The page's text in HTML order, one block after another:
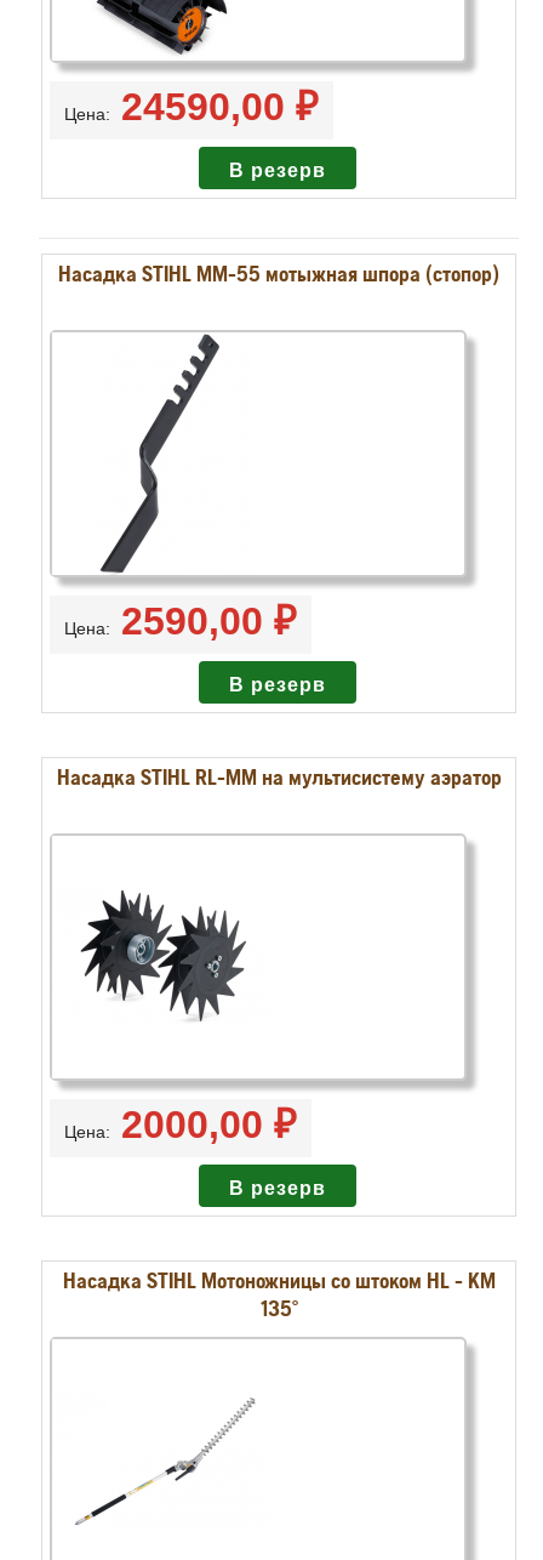
Цена: 24590,00 ₽
Насадка STIHL MM-55 мотыжная шпора (стопор)
Цена: 2590,00 ₽
Насадка STIHL RL-MM на мультисистему аэратор
Цена: 2000,00 ₽
Насадка STIHL Мотоножницы со штоком HL - KM
135°